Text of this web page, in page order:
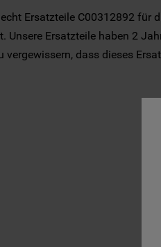
Ersatzteile C00312892 für
Unsere Ersatzteile haben 2
vergewissern, dass dieses